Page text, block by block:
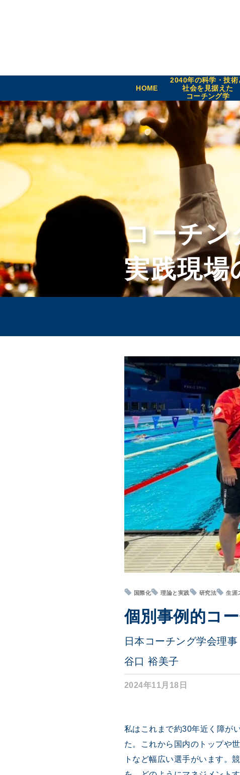
HOME
2040年の科学・技術
社会を見据えた
コーチング学
コーチン
実践現場
国際化 理論と実践 研究法 生涯
個別事例的コ
日本コーチング学会理事
谷口 裕美子
2024年11月18日
私はこれまで約30年近く障が
た。これから国内のトップや
トなど幅広い選手がいます。